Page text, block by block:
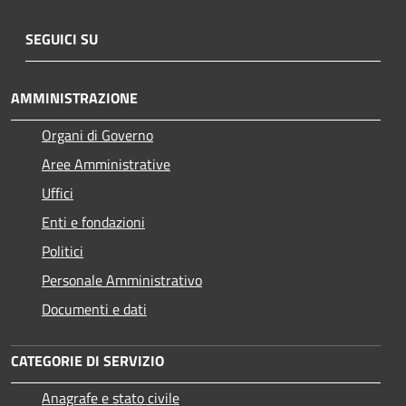
SEGUICI SU
AMMINISTRAZIONE
Organi di Governo
Aree Amministrative
Uffici
Enti e fondazioni
Politici
Personale Amministrativo
Documenti e dati
CATEGORIE DI SERVIZIO
Anagrafe e stato civile